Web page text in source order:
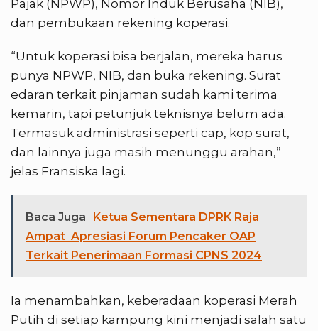
Pajak (NPWP), Nomor Induk Berusaha (NIB),
dan pembukaan rekening koperasi.
“Untuk koperasi bisa berjalan, mereka harus
punya NPWP, NIB, dan buka rekening. Surat
edaran terkait pinjaman sudah kami terima
kemarin, tapi petunjuk teknisnya belum ada.
Termasuk administrasi seperti cap, kop surat,
dan lainnya juga masih menunggu arahan,”
jelas Fransiska lagi.
Baca Juga
Ketua Sementara DPRK Raja
Ampat Apresiasi Forum Pencaker OAP
Terkait Penerimaan Formasi CPNS 2024
Ia menambahkan, keberadaan koperasi Merah
Putih di setiap kampung kini menjadi salah satu